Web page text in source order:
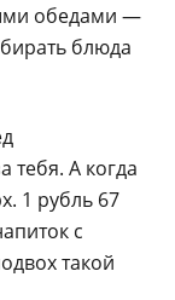
обедами —
блюда
тебя. А когда
1 рубль 67
с
такой